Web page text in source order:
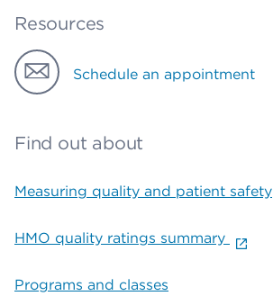
Resources
Schedule an appointment
Find out about
Measuring quality and patient safety
HMO quality ratings summary
Programs and classes